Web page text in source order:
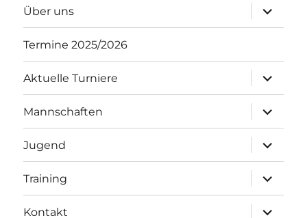
Über uns
öffnen
Termine 2025/2026
Aktuelle Turniere
öffnen
Mannschaften
öffnen
Jugend
öffnen
Training
öffnen
Kontakt